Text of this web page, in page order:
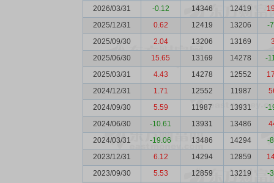
2026/03/31 -0.12 14346 12419
2025/12/31
0.62 12419 13206
-
2025/09/30
2.04 13206 13169
2025/06/30
15.65 13169 14278
-
2025/03/31
4.43 14278 12552
2024/12/31
1.71 12552 11987
2024/09/30
5.59 11987 13931
-
2024/06/30
-10.61 13931 13486
2024/03/31
-19.06 13486 14294
-
2023/12/31
6.12 14294 12859
2023/09/30
5.53 12859 13219
-